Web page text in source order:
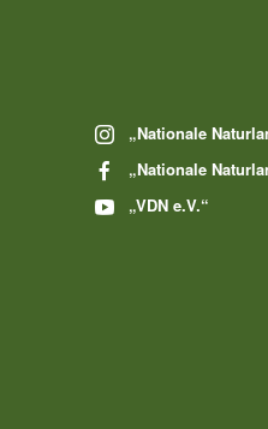
„Nationale
„Nationale
„VDN e.V.“